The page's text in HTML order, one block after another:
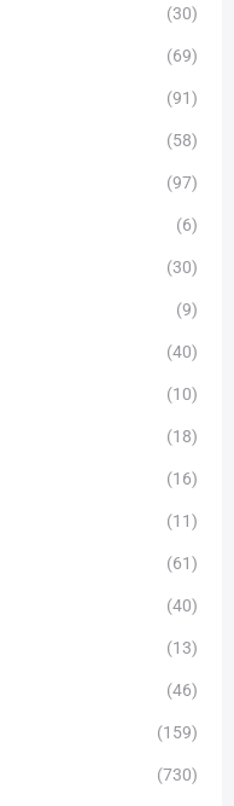
(30)
(69)
(91)
(58)
(97)
(6)
(30)
(9)
(40)
(10)
(18)
(16)
(11)
(61)
(40)
(13)
(46)
(159)
(730)